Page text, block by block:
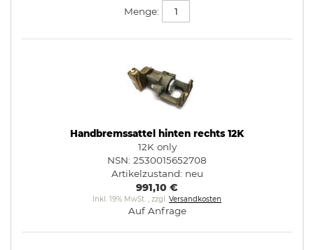
Menge:
Handbremssattel hinten rechts 12K
12K only
NSN: 2530015652708
Artikelzustand: neu
991,10 €
Inkl. 19% MwSt. , zzgl. Versandkosten
Auf Anfrage